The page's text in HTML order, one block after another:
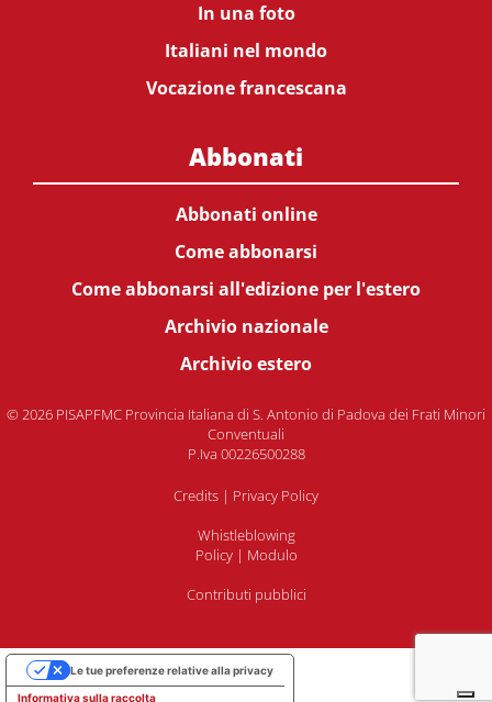
In una foto
Italiani nel mondo
Vocazione francescana
Abbonati
Abbonati online
Come abbonarsi
Come abbonarsi all'edizione per l'estero
Archivio nazionale
Archivio estero
© 2026 PISAPFMC Provincia Italiana di S. Antonio di Padova dei Frati Minori
Conventuali
P.Iva 00226500288
Credits | Privacy Policy
Whistleblowing
Policy| Modulo
Contributi pubblici
Informativa sulla raccolta
Le tue preferenze relative alla privacy